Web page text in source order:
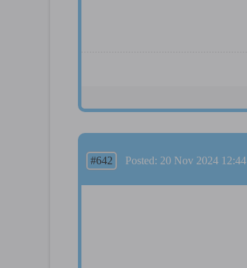
#642 Posted: 20 Nov 2024 12:44